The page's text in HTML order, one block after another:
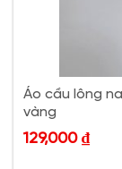
Áo cầu lông
vàng
129,000 ₫